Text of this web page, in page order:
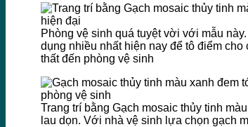
Phòng vệ sinh quá tuyệt vời với mẫu
dụng nhiều nhất hiện nay để tô điểm
thất đến phòng vệ sinh
Trang trí bằng Gạch mosaic thủy tinh
lau dọn. Với nhà vệ sinh lựa chọn gạch